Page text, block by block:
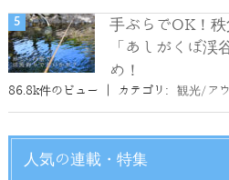
手ぶらでOK！
「あしがくぼ渓
め！
86.8k件のビュー カテゴリ: 観光/ア
人気の連載・特集